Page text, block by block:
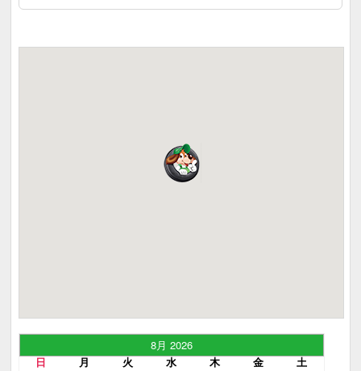
8月 2026
日
月 火 水 木 金
土